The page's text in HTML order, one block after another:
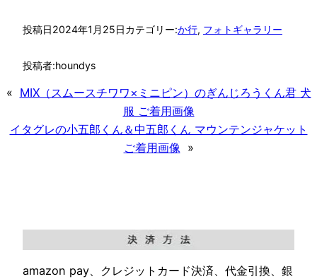
投稿日2024年1月25日カテゴリー:か行, フォトギャラリー
投稿者:houndys
« MIX（スムースチワワ×ミニピン）のぎんじろうくん君 犬
服 ご着用画像
イタグレの小五郎くん＆中五郎くん マウンテンジャケット
ご着用画像 »
amazon pay、クレジットカード決済、代金引換、銀